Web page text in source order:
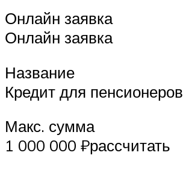
Онлайн заявка
Онлайн заявка
Название
Кредит для пенсионеров
Макс. сумма
1 000 000 ₽рассчитать